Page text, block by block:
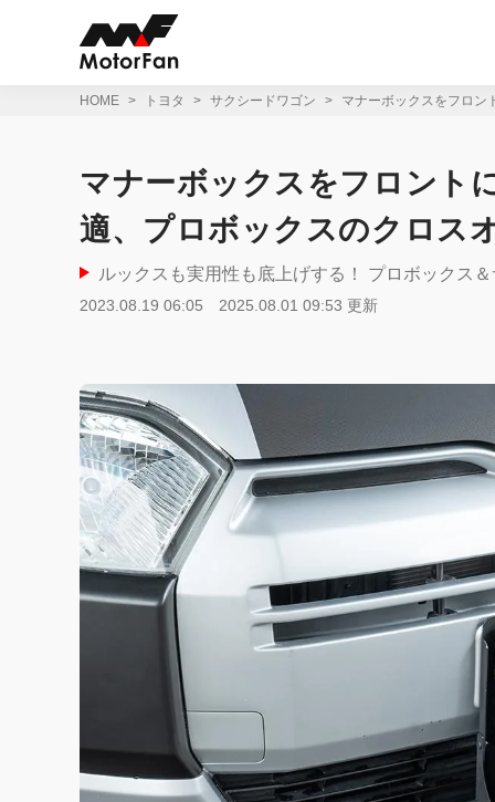
HOME トヨタ サクシードワゴン マナーボックスをフロン
マナーボックスをフロント
適、プロボックスのクロス
ルックスも実用性も底上げする！ プロボックス
2023.08.19 06:05 2025.08.01 09:53 更新